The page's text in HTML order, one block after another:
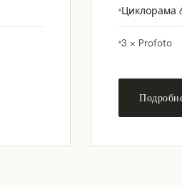
Циклорама
3 × Profoto